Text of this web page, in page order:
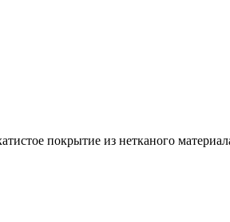
покрытие из нетканого